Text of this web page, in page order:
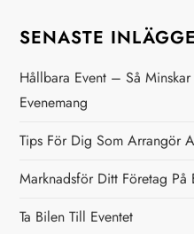
SENASTE
Hållbara Event – Så
Evenemang
Tips För Dig Som Arrangör
Marknadsför Ditt Företag På
Ta Bilen Till Eventet